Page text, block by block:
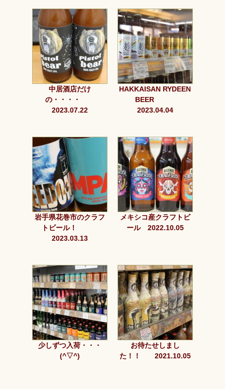
中居酒店だけ
の・・・・
2023.07.22
HAKKAISAN RYDEEN
BEER
2023.04.04
岩手県花巻市のクラフ
トビール！
2023.03.13
メキシコ産クラフトビ
ール 2022.10.05
少しずつ入荷・・・
(^▽^)
お待たせしまし
た！！ 2021.10.05